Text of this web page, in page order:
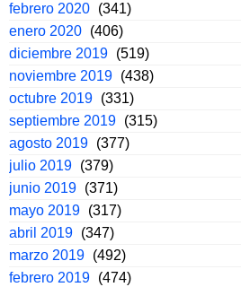
febrero 2020 (341)
enero 2020 (406)
diciembre 2019 (519)
noviembre 2019 (438)
octubre 2019 (331)
septiembre 2019 (315)
agosto 2019 (377)
julio 2019 (379)
junio 2019 (371)
mayo 2019 (317)
abril 2019 (347)
marzo 2019 (492)
febrero 2019 (474)